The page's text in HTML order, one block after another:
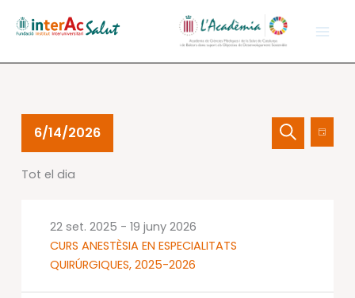
Esdeveniments
juny
Navegació
visualCercade
Dia
6/14/2026
una
Tot el dia
CURS ANESTÈSIA EN ESPECIALITATS
QUIRÚRGIQUES, 2025-2026
22 set. 2025 - 19 juny 2026